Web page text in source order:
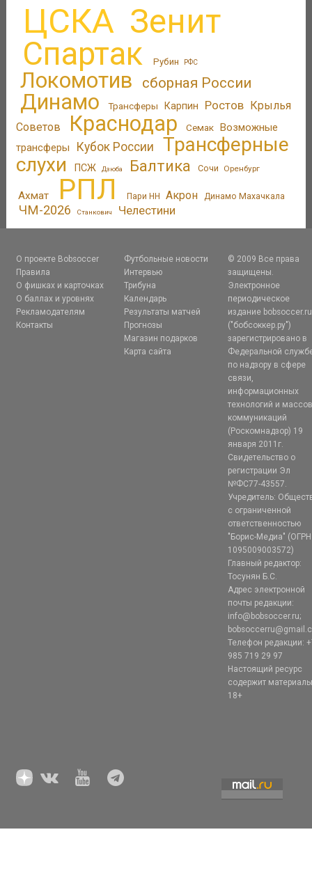
ЦСКА Зенит
Спартак Рубин РФС
Локомотив сборная России
Динамо Трансферы Карпин Ростов Крылья
Советов
Краснодар Семак Возможные
трансферы
Кубок России
Трансферные
слухи
ПСЖ Дзюба Балтика Сочи Оренбург
Ахмат РПЛ Пари НН Акрон Динамо Махачкала
ЧМ-2026 Станкович Челестини
О проекте Bobsoccer
Правила
О фишках и карточках
О баллах и уровнях
Рекламодателям
Контакты
Футбольные новости
Интервью
Трибуна
Календарь
Результаты матчей
Прогнозы
Магазин подарков
Карта сайта
© 2009 Все права
защищены.
Электронное
периодическое
издание bobsoccer.ru
("бобсоккер.ру")
зарегистрировано в
Федеральной
по надзору в сфере
связи,
информационных
технологий и
коммуникаций
(Роскомнадзор) 19
января 2011г.
Свидетельство о
регистрации Эл
№ФС77-43557.
Учредитель:
с ограниченной
ответственностью
"Борис-Медиа" (ОГРН
1095009003572)
Главный редактор:
Тосунян Б.С.
Адрес электронной
почты редакции:
info@bobsoccer.ru;
Телефон редакции:
985 719 29 97
Настоящий ресурс
содержит
18+